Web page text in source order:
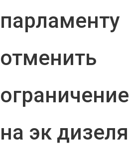
парламенту
отменить
ограничение
на эк дизеля